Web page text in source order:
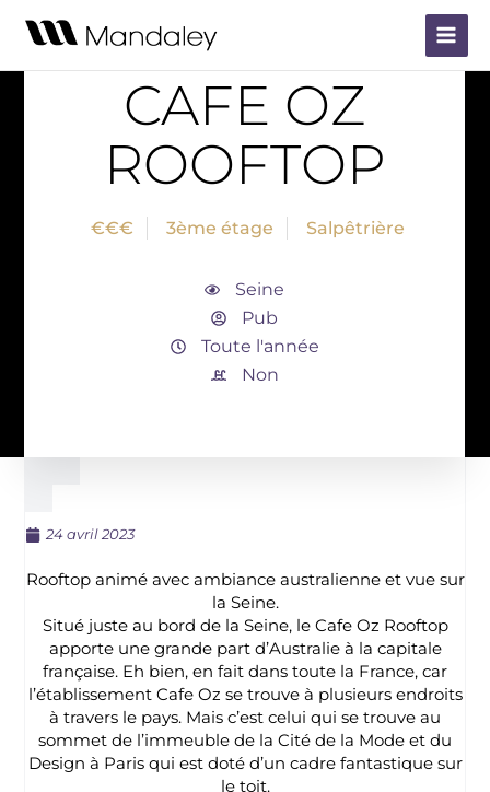
Main
Menu
RooftopParis
CAFE OZ
ROOFTOP
€€€ 3ème étage Salpêtrière
Seine
Pub
Toute l'année
Non
24 avril 2023
Rooftop animé avec ambiance australienne et vue sur
la Seine.
Situé juste au bord de la Seine, le Cafe Oz Rooftop
apporte une grande part d’Australie à la capitale
française. Eh bien, en fait dans toute la France, car
l’établissement Cafe Oz se trouve à plusieurs endroits
à travers le pays. Mais c’est celui qui se trouve au
sommet de l’immeuble de la Cité de la Mode et du
Design à Paris qui est doté d’un cadre fantastique sur
le toit.